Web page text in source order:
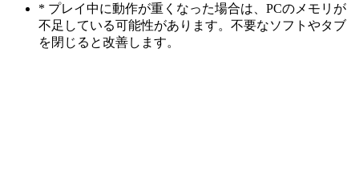
* プレイ中に動作が重くなった場合は、PCのメモリが
不足している可能性があります。不要なソフトやタブ
を閉じると改善します。